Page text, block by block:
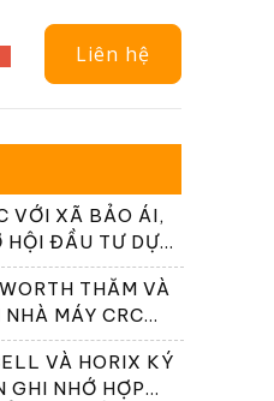
Liên hệ
VỚI XÃ BẢO ÁI,
HỘI ĐẦU TƯ DỰ
LƯỢNG MẶT
THĂM VÀ
MÁY CRC
VÀ HORIX KÝ
GHI NHỚ HỢP